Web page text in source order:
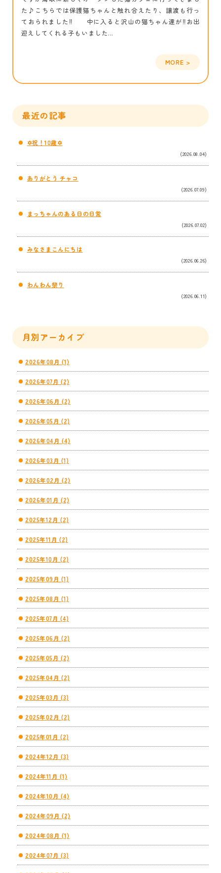
た♪こちらでは保護猫ちゃんと触れ合えたり、譲渡も行っ
ておられました‼ 中に入ると沢山の猫ちゃん達が‼お出
迎えしてくれる子もいました...
最近の記事
✡祝！10歳✡
(2026.08.04)
ありがとう チャコ
(2026.07.09)
まっちゃんのある日の日常
(2026.07.02)
みなさまこんにちは
(2026.06.26)
わんわん祭り
(2026.06.11)
月別アーカイブ
2026年08月 (1)
2026年07月 (2)
2026年06月 (2)
2026年05月 (2)
2026年04月 (4)
2026年03月 (1)
2026年02月 (2)
2026年01月 (2)
2025年12月 (2)
2025年11月 (2)
2025年10月 (2)
2025年09月 (1)
2025年08月 (1)
2025年07月 (4)
2025年06月 (2)
2025年05月 (2)
2025年04月 (2)
2025年03月 (3)
2025年02月 (2)
2025年01月 (2)
2024年12月 (3)
2024年11月 (1)
2024年10月 (4)
2024年09月 (2)
2024年08月 (1)
2024年07月 (3)